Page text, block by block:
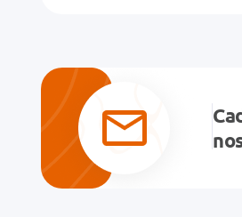
Avalie o produto de 1
★★★
Seu nome